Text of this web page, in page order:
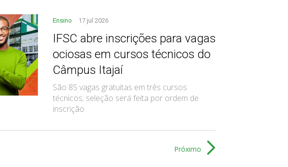
Ensino 17 jul 2026
IFSC abre inscrições para vagas
ociosas em cursos técnicos do
Câmpus Itajaí
São 85 vagas gratuitas em três cursos
técnicos; seleção será feita por ordem de
inscrição
Próximo